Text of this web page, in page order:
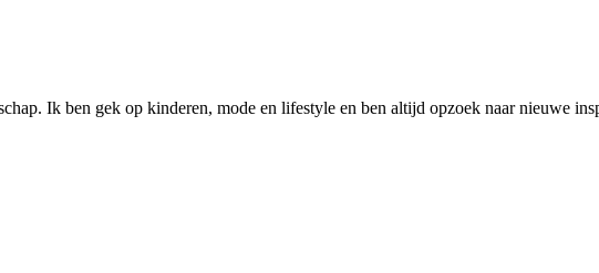
Ik ben gek op kinderen, mode en lifestyle en ben altijd opzoek naar nieuwe